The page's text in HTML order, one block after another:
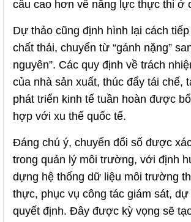
cầu cao hơn về năng lực thực thi ở
Dự thảo cũng định hình lại cách
chất thải, chuyển từ “gánh nặng”
nguyên”. Các quy định về trách
của nhà sản xuất, thúc đẩy tái chế,
phát triển kinh tế tuần hoàn được
hợp với xu thế quốc tế.
Đáng chú ý, chuyển đổi số được
trong quản lý môi trường, với định
dựng hệ thống dữ liệu môi trường
thực, phục vụ công tác giám sát,
quyết định. Đây được kỳ vọng sẽ